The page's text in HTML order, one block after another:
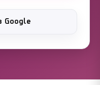
Google